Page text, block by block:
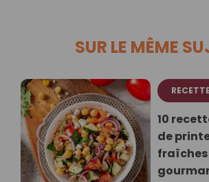
SUR LE MÊME
10
de
fraîches